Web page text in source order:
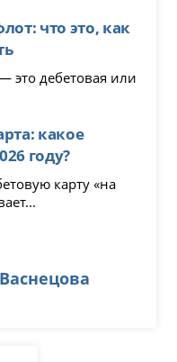
что это, как
это дебетовая или
какое
году?
карту «на